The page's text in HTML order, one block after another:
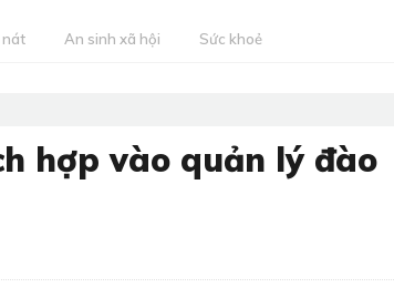
nát An sinh xã hội Sức khoẻ
hợp vào quản lý đào